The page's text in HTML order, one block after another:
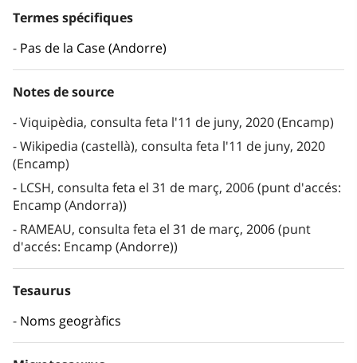
Termes spécifiques
Pas de la Case (Andorre)
Notes de source
Viquipèdia, consulta feta l'11 de juny, 2020 (Encamp)
Wikipedia (castellà), consulta feta l'11 de juny, 2020
(Encamp)
LCSH, consulta feta el 31 de març, 2006 (punt d'accés:
Encamp (Andorra))
RAMEAU, consulta feta el 31 de març, 2006 (punt
d'accés: Encamp (Andorre))
Tesaurus
Noms geogràfics